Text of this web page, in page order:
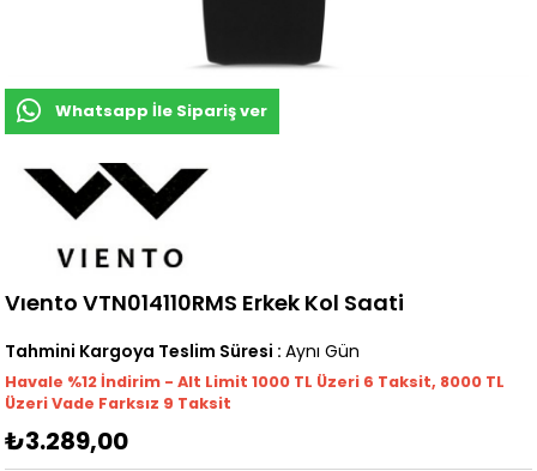
Whatsapp İle Sipariş ver
Vıento VTN014110RMS Erkek Kol Saati
Tahmini Kargoya Teslim Süresi : Aynı Gün
Havale %12 İndirim - Alt Limit 1000 TL Üzeri 6 Taksit, 8000 TL
Üzeri Vade Farksız 9 Taksit
₺3.289,00